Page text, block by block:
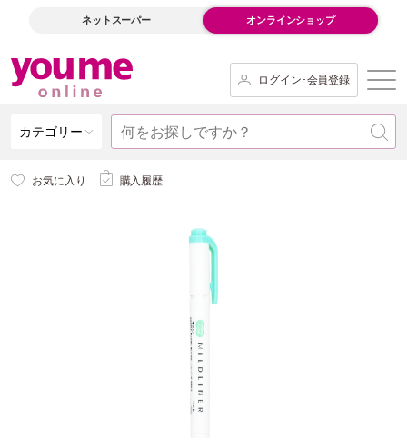
ネットスーパー オンラインショップ
ログイン･会員登録
カテゴリー
お気に入り 購入履歴